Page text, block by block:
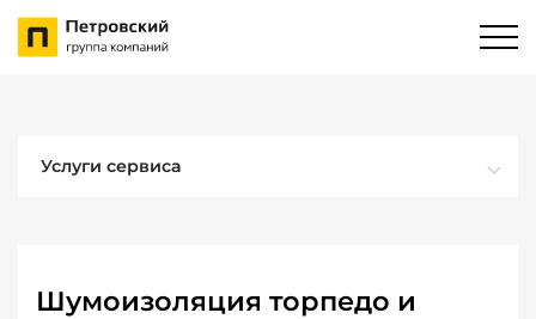
Услуги сервиса
Шумоизоляция торпедо и